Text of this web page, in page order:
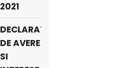
2021
DECLARATII
DE AVERE
SI